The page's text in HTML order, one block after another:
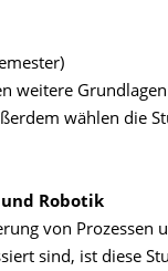
weitere
wählen die
Robotik
von
sind, ist diese